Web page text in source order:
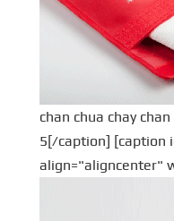
chan chua chay
5[/caption] [caption
align="aligncenter"